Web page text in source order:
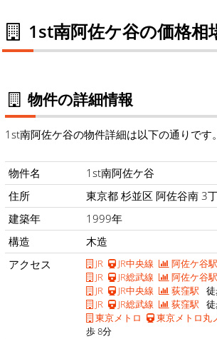
1st南阿佐ケ谷の価格相
物件の詳細情報
1st南阿佐ケ谷の物件詳細は以下の通りです。
物件名
1st南阿佐ケ谷
住所
東京都 杉並区 阿佐谷南 3
建築年
1999年
構造
木造
アクセス
JR JR中央線 阿佐ケ谷駅
JR
JR総武線 阿佐ケ谷駅
JR
JR中央線 荻窪駅 徒
JR
JR総武線 荻窪駅 徒
東京メトロ
東京メトロ丸
歩 8分